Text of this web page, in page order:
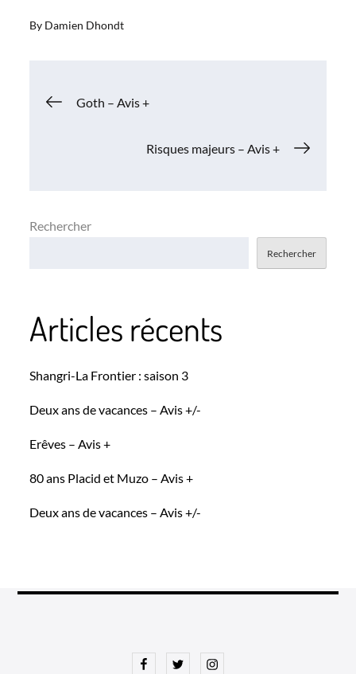
By Damien Dhondt
Navigation
Goth – Avis +
Risques majeurs – Avis +
Rechercher
Rechercher
Articles récents
Shangri-La Frontier : saison 3
Deux ans de vacances – Avis +/-
Erêves – Avis +
80 ans Placid et Muzo – Avis +
Deux ans de vacances – Avis +/-
FacebookTwitterInstagram